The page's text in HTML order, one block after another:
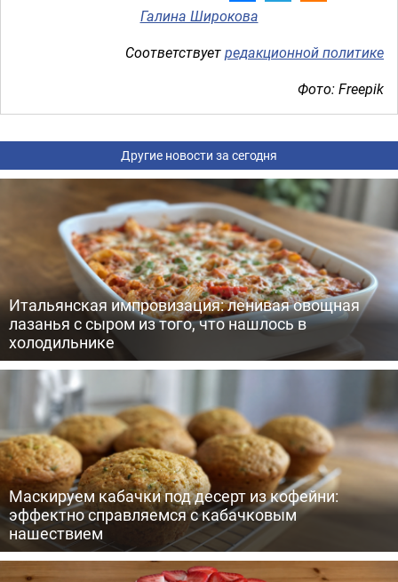
Галина Широкова
Соответствуетредакционной политике
Фото: Freepik
Другие новости за сегодня
Итальянская импровизация: ленивая овощная
лазанья с сыром из того, что нашлось в
холодильнике
Маскируем кабачки под десерт из кофейни:
эффектно справляемся с кабачковым
нашествием